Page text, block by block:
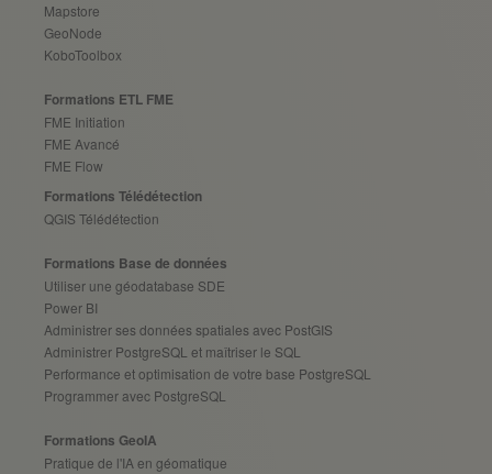
Mapstore
GeoNode
KoboToolbox
Formations ETL FME
FME Initiation
FME Avancé
FME Flow
Formations Télédétection
QGIS Télédétection
Formations Base de données
Utiliser une géodatabase SDE
Power BI
Administrer ses données spatiales avec PostGIS
Administrer PostgreSQL et maîtriser le SQL
Performance et optimisation de votre base PostgreSQL
Programmer avec PostgreSQL
Formations GeoIA
Pratique de l'IA en géomatique